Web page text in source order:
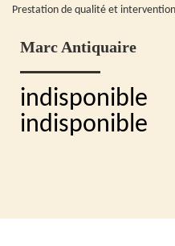
Prestation de qualité et
Marc Antiquaire
indisponible
indisponible